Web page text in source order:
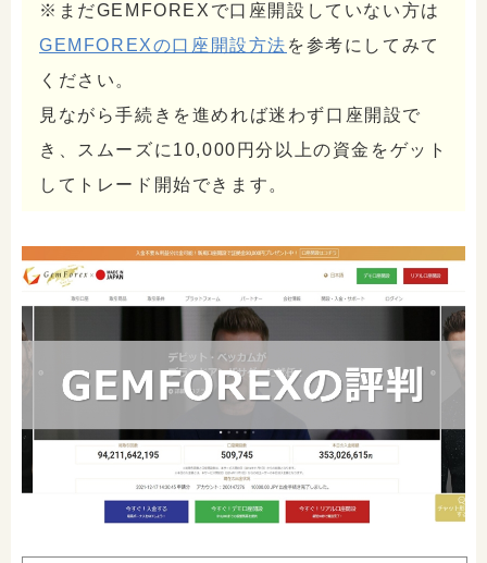
※まだGEMFOREXで口座開設していない方は
GEMFOREXの口座開設方法 を参考にしてみて
ください。
見ながら手続きを進めれば迷わず口座開設で
き、スムーズに10,000円分以上の資金をゲット
してトレード開始できます。